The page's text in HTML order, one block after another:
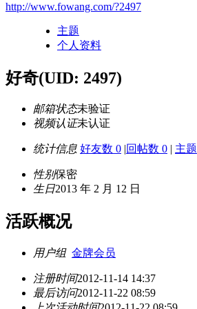
http://www.fowang.com/?2497
主题
个人资料
好奇(UID: 2497)
邮箱状态未验证
视频认证未认证
统计信息 好友数 0 |回帖数 0 | 主
性别保密
生日2013 年 2 月 12 日
活跃概况
用户组 金牌会员
注册时间2012-11-14 14:37
最后访问2012-11-22 08:59